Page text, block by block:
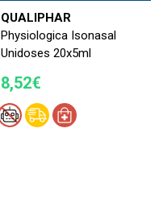
QUALIPHAR
Physiologica Isonasal
Unidoses 20x5ml
8,52€